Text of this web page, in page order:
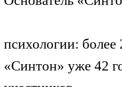
психологии:
«Синтон» уже 42